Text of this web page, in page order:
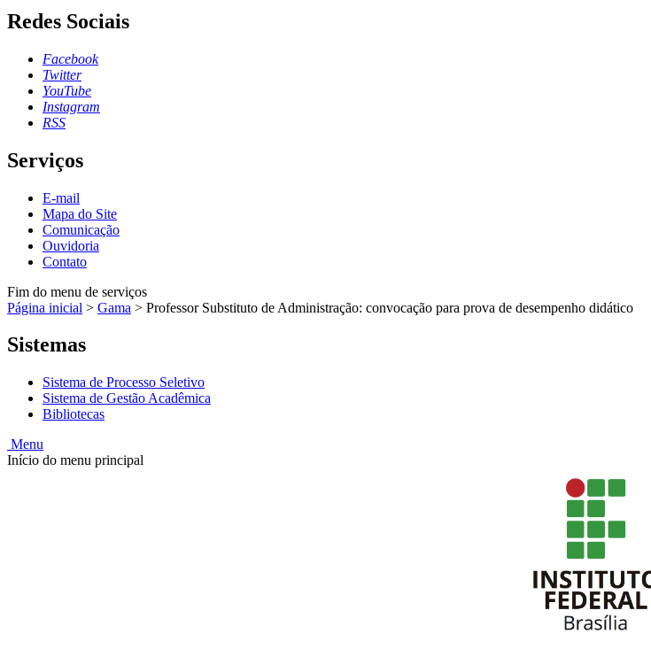
Redes Sociais
Facebook
Twitter
YouTube
Instagram
RSS
Serviços
E-mail
Mapa do Site
Comunicação
Ouvidoria
Contato
Fim do menu de serviços
Página inicial > Gama > Professor Substituto de Administração: convocação para prova de desempenho didático
Sistemas
Sistema de Processo Seletivo
Sistema de Gestão Acadêmica
Bibliotecas
Menu
Início do menu principal